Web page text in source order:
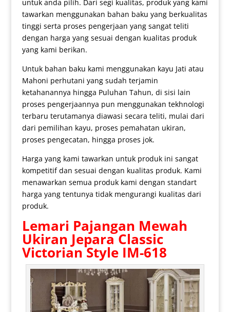
untuk anda pilih. Dari segi kualitas, produk yang kami
tawarkan menggunakan bahan baku yang berkualitas
tinggi serta proses pengerjaan yang sangat teliti
dengan harga yang sesuai dengan kualitas produk
yang kami berikan.
Untuk bahan baku kami menggunakan kayu Jati atau
Mahoni perhutani yang sudah terjamin
ketahanannya hingga Puluhan Tahun, di sisi lain
proses pengerjaannya pun menggunakan tekhnologi
terbaru terutamanya diawasi secara teliti, mulai dari
dari pemilihan kayu, proses pemahatan ukiran,
proses pengecatan, hingga proses jok.
Harga yang kami tawarkan untuk produk ini sangat
kompetitif dan sesuai dengan kualitas produk. Kami
menawarkan semua produk kami dengan standart
harga yang tentunya tidak mengurangi kualitas dari
produk.
Lemari Pajangan Mewah
Ukiran Jepara Classic
Victorian Style IM-618